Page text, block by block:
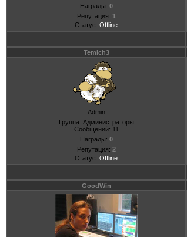
Награды: 0
Репутация: 1
Статус: Offline
Temich3
Admin
Группа: Администраторы
Сообщений: 11
Награды: 0
Репутация: 2
Статус: Offline
GoodWin